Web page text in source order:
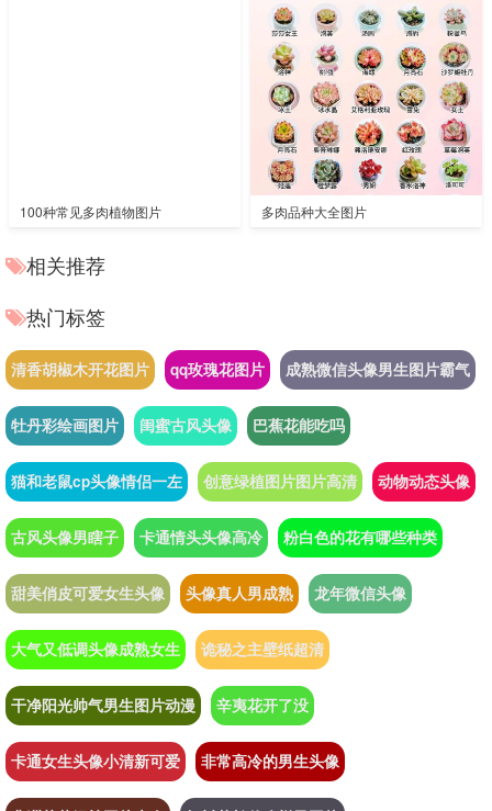
100种常见多肉植物图片 多肉品种大全图片
相关推荐
热门标签
清香胡椒木开花图片 qq玫瑰花图片 成熟微信头像男生图片霸气
牡丹彩绘画图片 闺蜜古风头像 巴蕉花能吃吗
猫和老鼠cp头像情侣一左 创意绿植图片图片高清 动物动态头像
古风头像男瞎子 卡通情头头像高冷 粉白色的花有哪些种类
甜美俏皮可爱女生头像 头像真人男成熟 龙年微信头像
大气又低调头像成熟女生 诡秘之主壁纸超清
干净阳光帅气男生图片动漫 辛夷花开了没
卡通女生头像小清新可爱 非常高冷的男生头像